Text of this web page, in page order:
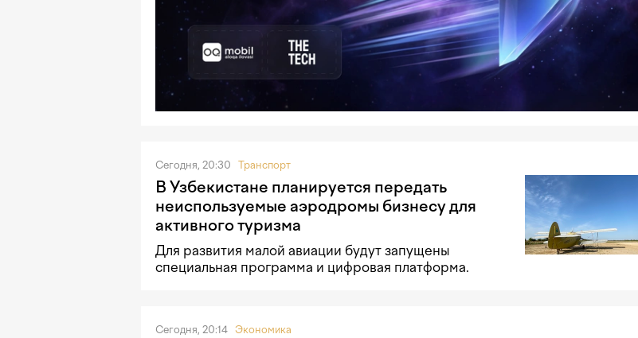
Сегодня, 20:30 Транспорт
В Узбекистане планируется передать
неиспользуемые аэродромы бизнесу для
активного туризма
Для развития малой авиации будут запущены
специальная программа и цифровая платформа.
Сегодня, 20:14 Экономика